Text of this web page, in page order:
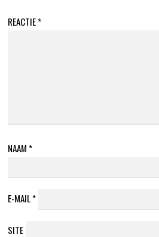
REACTIE*
NAAM *
E-MAIL*
SITE